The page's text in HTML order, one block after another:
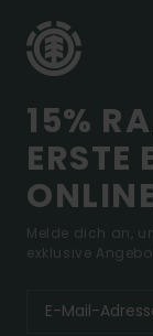
15%
ERSTE
Melde dich an,
exklusive